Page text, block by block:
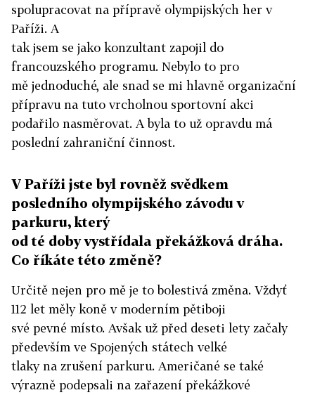
spolupracovat na přípravě olympijských her v
Paříži. A
tak jsem se jako konzultant zapojil do
francouzského programu. Nebylo to pro
mě jednoduché, ale snad se mi hlavně organizační
přípravu na tuto vrcholnou sportovní akci
podařilo nasměrovat. A byla to už opravdu má
poslední zahraniční činnost.
V Paříži jste byl rovněž svědkem
posledního olympijského závodu v
parkuru, který
od té doby vystřídala překážková dráha.
Co říkáte této změně?
Určitě nejen pro mě je to bolestivá změna. Vždyť
112 let měly koně v moderním pětiboji
své pevné místo. Avšak už před deseti lety začaly
především ve Spojených státech velké
tlaky na zrušení parkuru. Američané se také
výrazně podepsali na zařazení překážkové